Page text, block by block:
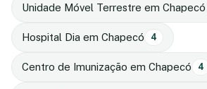
Unidade Móvel Terrestre em Chapecó
Hospital Dia em Chapecó 4
Centro de Imunização em Chapecó 4